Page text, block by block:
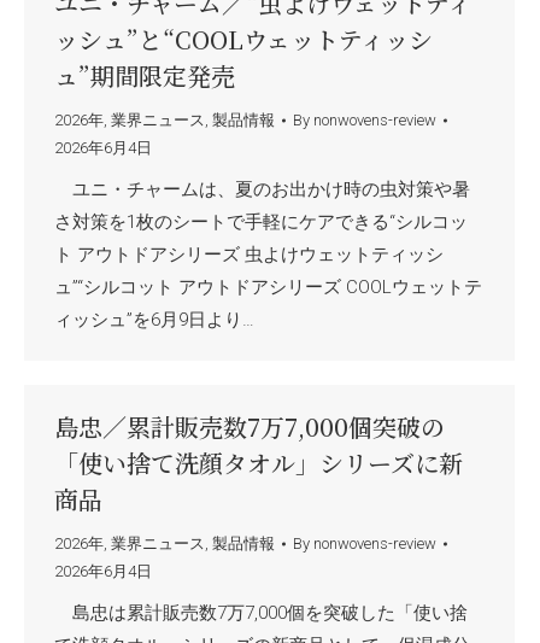
ッシュ”と“COOLウェットティッシ
ュ”期間限定発売
2026年, 業界ニュース, 製品情報 By nonwovens-review
2026年6月4日
ユニ・チャームは、夏のお出かけ時の虫対策や暑
さ対策を1枚のシートで手軽にケアできる“シルコッ
ト アウトドアシリーズ 虫よけウェットティッシ
ュ”“シルコット アウトドアシリーズ COOLウェットテ
ィッシュ”を6月9日より…
島忠／累計販売数7万7,000個突破の
「使い捨て洗顔タオル」シリーズに新
商品
2026年, 業界ニュース, 製品情報 By nonwovens-review
2026年6月4日
島忠は累計販売数7万7,000個を突破した「使い捨